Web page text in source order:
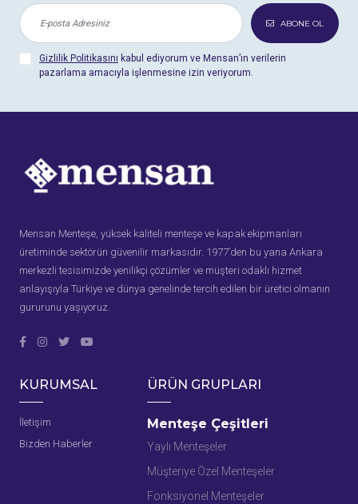
ABONE OL
Gizlilik Politikasını kabul ediyorum ve Mensan’ın verilerin
pazarlama amacıyla işlenmesine izin veriyorum.
Mensan Menteşe, yüksek kaliteli menteşe ve kapak ekipmanları
üretiminde sektörün güvenilir markasıdır. 1977’den bu yana Ankara
merkezli tesisimizde yenilikçi çözümler ve müşteri odaklı hizmet
anlayışıyla Türkiye ve dünya genelinde tercih edilen bir üretici olmanın
gururunu yaşıyoruz.
KURUMSAL
İletişim
Bizden Haberler
ÜRÜN GRUPLARI
Menteşe Çeşitleri
Yaylı Menteşeler
Müşteriye Özel Menteşeler
Fonksiyonel Menteşeler